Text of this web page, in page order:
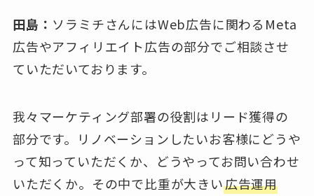
田島： ソラミチさんにはWeb広告に関わるMeta
広告やアフィリエイト広告の部分でご相談させ
ていただいております。
我々マーケティング部署の役割はリード獲得の
部分です。リノベーションしたいお客様にどうや
って知っていただくか、どうやってお問い合わせ
いただくか。その中で比重が大きい広告運用